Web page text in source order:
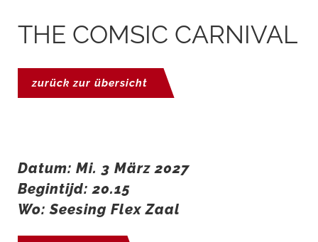
THE COMSIC CARNIVAL
zurück zur übersicht
Datum: Mi. 3 März 2027
Begintijd: 20.15
Wo: Seesing Flex Zaal